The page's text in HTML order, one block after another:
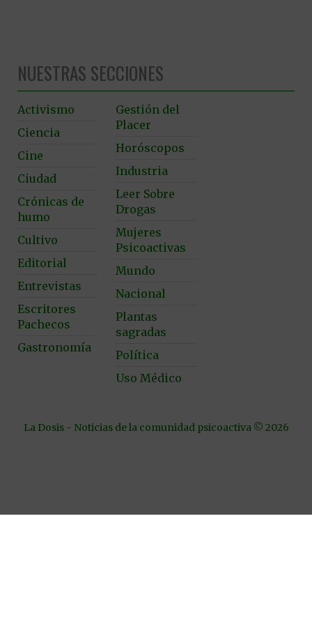
NUESTRAS SECCIONES
Activismo
Ciencia
Cine
Ciudad
Crónicas de
humo
Cultivo
Editorial
Entrevistas
Escritores
Pachecos
Gastronomía
Gestión del
Placer
Horóscopos
Industria
Leer Sobre
Drogas
Mujeres
Psicoactivas
Mundo
Nacional
Plantas
sagradas
Política
Uso Médico
La Dosis - Noticias de la comunidad psicoactiva © 2026